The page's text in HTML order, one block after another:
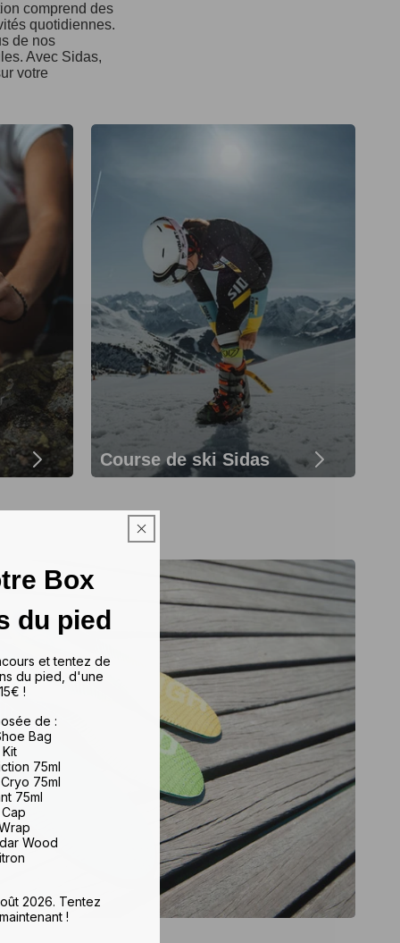
comprend des
quotidiennes.
de nos
Avec Sidas,
votre
Course de ski Sidas
Box
du pied
et tentez de
du pied, d'une
!
de :
Bag
75ml
75ml
75ml
Wood
2026. Tentez
!